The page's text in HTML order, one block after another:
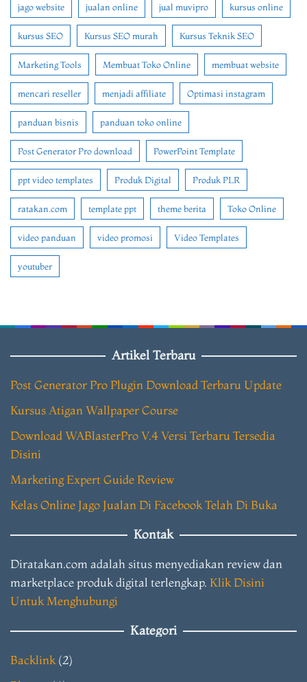
jago website jualan online jual muvipro kursus online
kursus SEO Kursus SEO murah Kursus Teknik SEO
Marketing Tools Membuat Toko Online membuat website
mencari reseller menjadi affiliate Optimasi instagram
panduan bisnis panduan toko online
Post Generator Pro download PowerPoint Template
ppt video templates Produk Digital Produk PLR
ratakan.com template ppt theme berita Toko Online
video panduan video promosi Video Templates
youtuber
Artikel Terbaru
Post Generator Pro Plugin Download Terbaru Update
Kursus Atigan Wallpaper Course
Download WABlasterPro V.4 Versi Terbaru Tersedia
Disini
Marketing Expert Guide Review
Kelas Online Jago Jualan Di Facebook Telah Di Buka
Kontak
Diratakan.com adalah situs menyediakan review dan
marketplace produk digital terlengkap. Klik Disini
Untuk Menghubungi
Kategori
Backlink (2)